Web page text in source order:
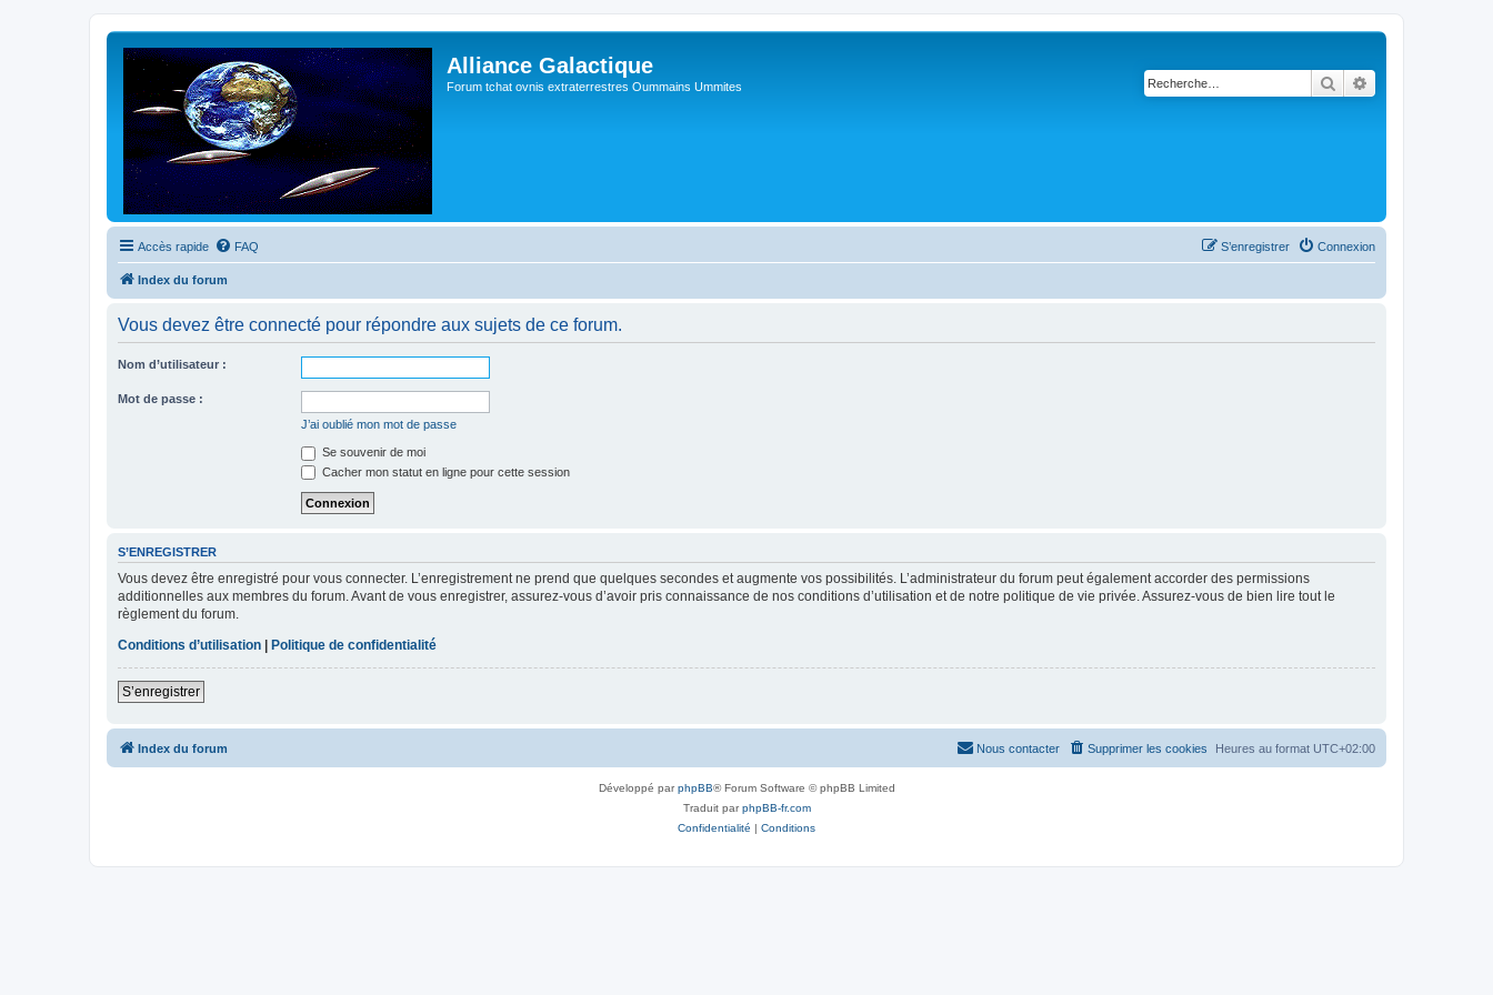
Alliance Galactique
Forum tchat ovnis extraterrestres Oummains Ummites Rechercher
Accès rapide FAQ Connexion
S’enregistrer
Index du forum
Vous devez être connecté pour répondre aux sujets de ce forum.
Nom d’utilisateur :
Mot de passe :
J’ai oublié mon mot de passe
Se souvenir de moi
Cacher mon statut en ligne pour cette session
S’ENREGISTRER
Vous devez être enregistré pour vous connecter. L’enregistrement ne prend que quelques secondes et augmente vos possibilités. L’administrateur du forum peut également accorder des permissions
additionnelles aux membres du forum. Avant de vous enregistrer, assurez-vous d’avoir pris connaissance de nos conditions d’utilisation et de notre politique de vie privée. Assurez-vous de bien lire tout le
règlement du forum.
Conditions d’utilisation | Politique de confidentialité
S’enregistrer
Index du forum Heures au format UTC+02:00
Supprimer les cookies
Nous contacter
Développé parphpBB® Forum Software © phpBB Limited
Traduit parphpBB-fr.com
Confidentialité | Conditions